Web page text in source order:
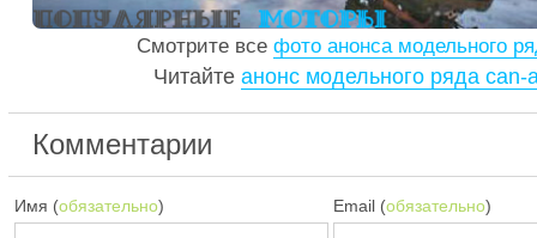
Смотрите все фото анонса модельного
Читайте анонс модельного ряда can-
Комментарии
Имя (обязательно) Email (обязательно)